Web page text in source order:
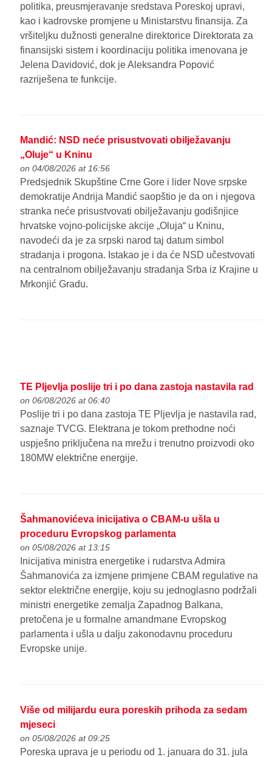
politika, preusmjeravanje sredstava Poreskoj upravi,
kao i kadrovske promjene u Ministarstvu finansija. Za
vršiteljku dužnosti generalne direktorice Direktorata za
finansijski sistem i koordinaciju politika imenovana je
Jelena Davidović, dok je Aleksandra Popović
razriješena te funkcije.
Mandić: NSD neće prisustvovati obilježavanju
„Oluje“ u Kninu
on 04/08/2026 at 16:56
Predsjednik Skupštine Crne Gore i lider Nove srpske
demokratije Andrija Mandić saopštio je da on i njegova
stranka neće prisustvovati obilježavanju godišnjice
hrvatske vojno-policijske akcije „Oluja“ u Kninu,
navodeći da je za srpski narod taj datum simbol
stradanja i progona. Istakao je i da će NSD učestvovati
na centralnom obilježavanju stradanja Srba iz Krajine u
Mrkonjić Gradu.
TE Pljevlja poslije tri i po dana zastoja nastavila rad
on 06/08/2026 at 06:40
Poslije tri i po dana zastoja TE Pljevlja je nastavila rad,
saznaje TVCG. Elektrana je tokom prethodne noći
uspješno priključena na mrežu i trenutno proizvodi oko
180MW električne energije.
Šahmanovićeva inicijativa o CBAM-u ušla u
proceduru Evropskog parlamenta
on 05/08/2026 at 13:15
Inicijativa ministra energetike i rudarstva Admira
Šahmanovića za izmjene primjene CBAM regulative na
sektor električne energije, koju su jednoglasno podržali
ministri energetike zemalja Zapadnog Balkana,
pretočena je u formalne amandmane Evropskog
parlamenta i ušla u dalju zakonodavnu proceduru
Evropske unije.
Više od milijardu eura poreskih prihoda za sedam
mjeseci
on 05/08/2026 at 09:25
Poreska uprava je u periodu od 1. januara do 31. jula